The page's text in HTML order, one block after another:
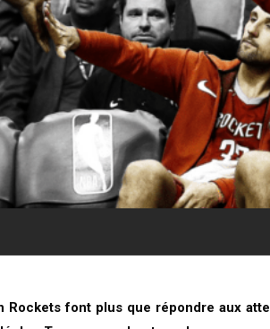
Rockets font plus que répondre aux